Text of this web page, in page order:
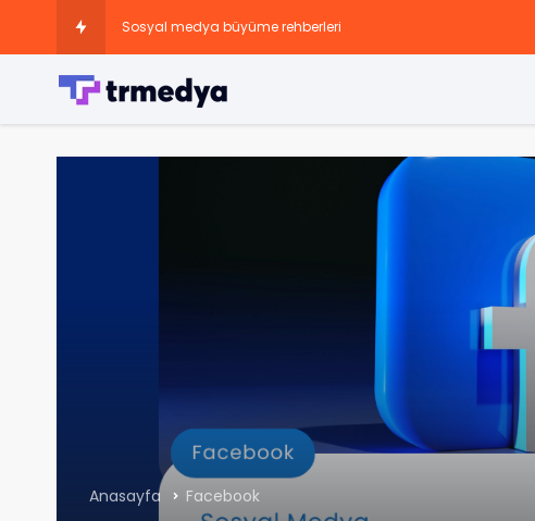
Sosyal medya büyüme rehberleri
Anasayfa Facebook